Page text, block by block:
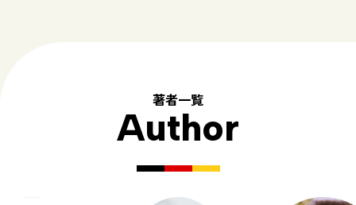
著者一覧
Author